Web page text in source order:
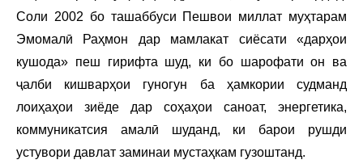
Соли 2002 бо ташаббуси Пешвои миллат муҳтарам
Эмомалӣ Раҳмон дар мамлакат сиёсати «дарҳои
кушода» пеш гирифта шуд, ки бо шарофати он ва
ҷалби кишварҳои гуногун ба ҳамкории судманд
лоиҳаҳои зиёде дар соҳаҳои саноат, энергетика,
коммуникатсия амалӣ шуданд, ки барои рушди
устувори давлат заминаи мустаҳкам гузоштанд.